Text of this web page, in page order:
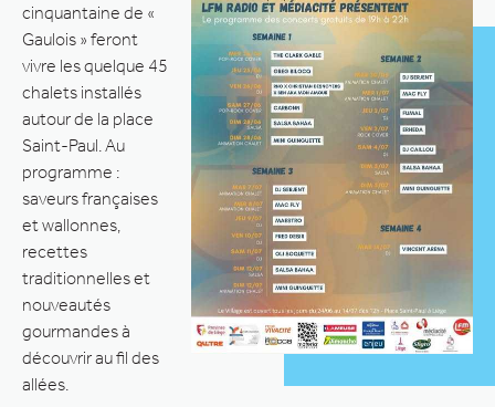
cinquantaine de «
Gaulois » feront
vivre les quelque 45
chalets installés
autour de la place
Saint-Paul. Au
programme :
saveurs françaises
et wallonnes,
recettes
traditionnelles et
nouveautés
gourmandes à
découvrir au fil des
allées.